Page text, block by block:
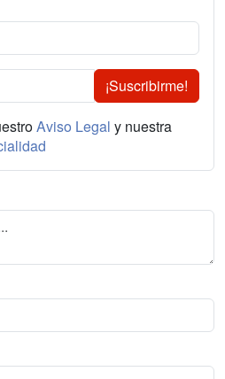
¡Suscribirme!
Aviso Legal y nuestra